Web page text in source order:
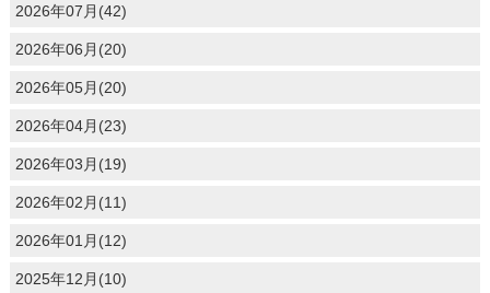
2026年07月(42)
2026年06月(20)
2026年05月(20)
2026年04月(23)
2026年03月(19)
2026年02月(11)
2026年01月(12)
2025年12月(10)